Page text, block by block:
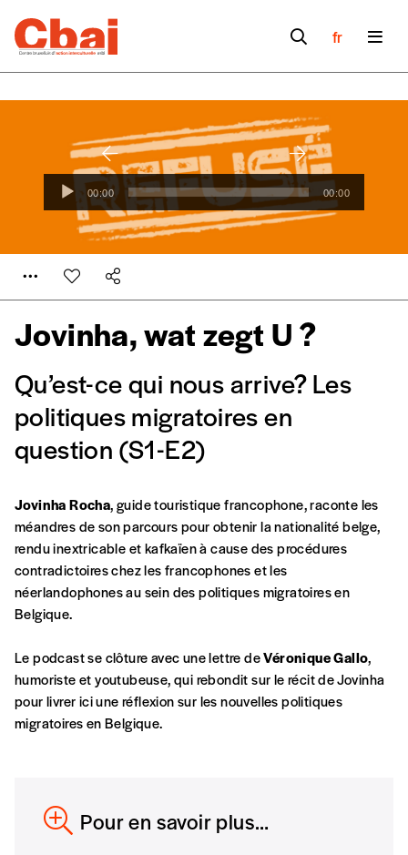
fr
Lecteur
audio
00:00 00:00
Jovinha, wat zegt U ?
Qu’est-ce qui nous arrive? Les
politiques migratoires en
question (S1-E2)
Se connecter
Formulaire de
commande
A partir de 2021,
l’interculturel,vous est proposé à
Jovinha Rocha, guide touristique francophone, raconte les
méandres de son parcours pour obtenir la nationalité belge,
rendu inextricable et kafkaïen à cause des procédures
contradictoires chez les francophones et les
néerlandophones au sein des politiques migratoires en
Belgique.
Le podcast se clôture avec une lettre deVéronique Gallo,
humoriste et youtubeuse, qui rebondit sur le récit de Jovinha
pour livrer ici une réflexion sur les nouvelles politiques
migratoires en Belgique.
Pour en savoir plus…